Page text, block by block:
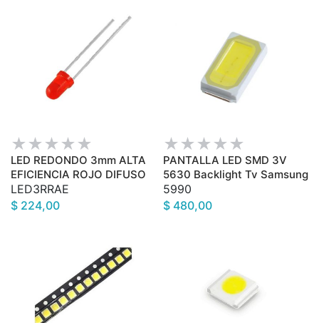
LED REDONDO 3mm ALTA
EFICIENCIA ROJO DIFUSO
LED3RRAE
$ 224,00
PANTALLA LED SMD 3V
5630 Backlight Tv Samsung
5990
$ 480,00